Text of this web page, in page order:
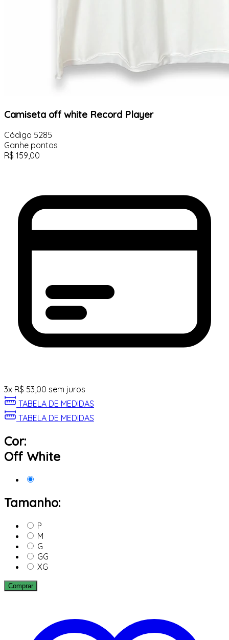
Camiseta off white Record Player
Código 5285
Ganhe pontos
R$ 159,00
3x R$ 53,00 sem juros
TABELA DE MEDIDAS
TABELA DE MEDIDAS
Cor:
Off White
Tamanho:
P
M
G
GG
XG
Comprar